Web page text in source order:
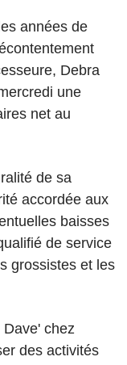
années de
Debra
une
net au
de sa
accordée aux
baisses
de service
grossistes et les
chez
des activités